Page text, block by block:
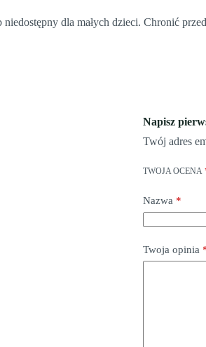
dla małych dzieci. Chronić
Napisz
Twój adres
TWOJA OCENA
Nazwa *
Twoja opinia